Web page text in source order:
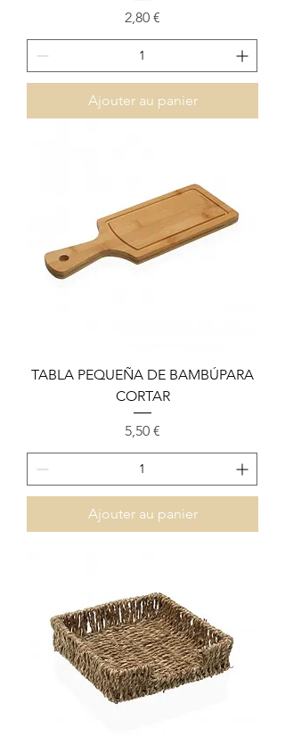
Prix
2,80 €
Ajouter au panier
TABLA PEQUEÑA DE BAMBÚPARA
CORTAR
Prix
5,50 €
Ajouter au panier